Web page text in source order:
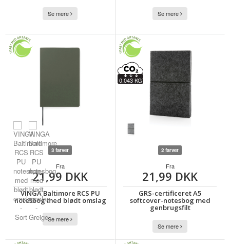
Se mere Se mere
3 farver
Fra
21,99 DKK
VINGA Baltimore RCS PU
notesbog med blødt omslag
Se mere
0.043 KG
2 farver
Fra
21,99 DKK
GRS-certificeret A5
softcover-notesbog med
genbrugsfilt
Se mere